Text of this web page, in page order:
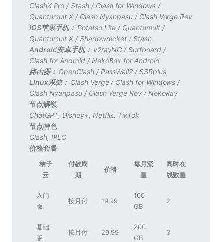
ClashX Pro/Stash/ Clash for Windows/
Quantumult X/ Clash Nyanpasu/ Clash Verge Rev
iOS苹果手机： Potatso Lite/ Quantumult/
Quantumult X/Shadowrocket/Stash
Android安卓手机： v2rayNG/Surfboard/
Clash for Android/ NekoBox for Android
路由器： OpenClash/ PassWall2/SSRplus
Linux系统： Clash Verge/ Clash for Windows/
Clash Nyanpasu/ Clash Verge Rev/ NekoRay
节点解锁
ChatGPT, Disney+, Netflix, TikTok
节点特色
Clash, IPLC
价格套餐
桔子
云
付款周
期
价格
每月流
量
同时在
线数量
入门
版
按月付 19.99
100
GB
2
基础
版
按月付 29.99
200
GB
3